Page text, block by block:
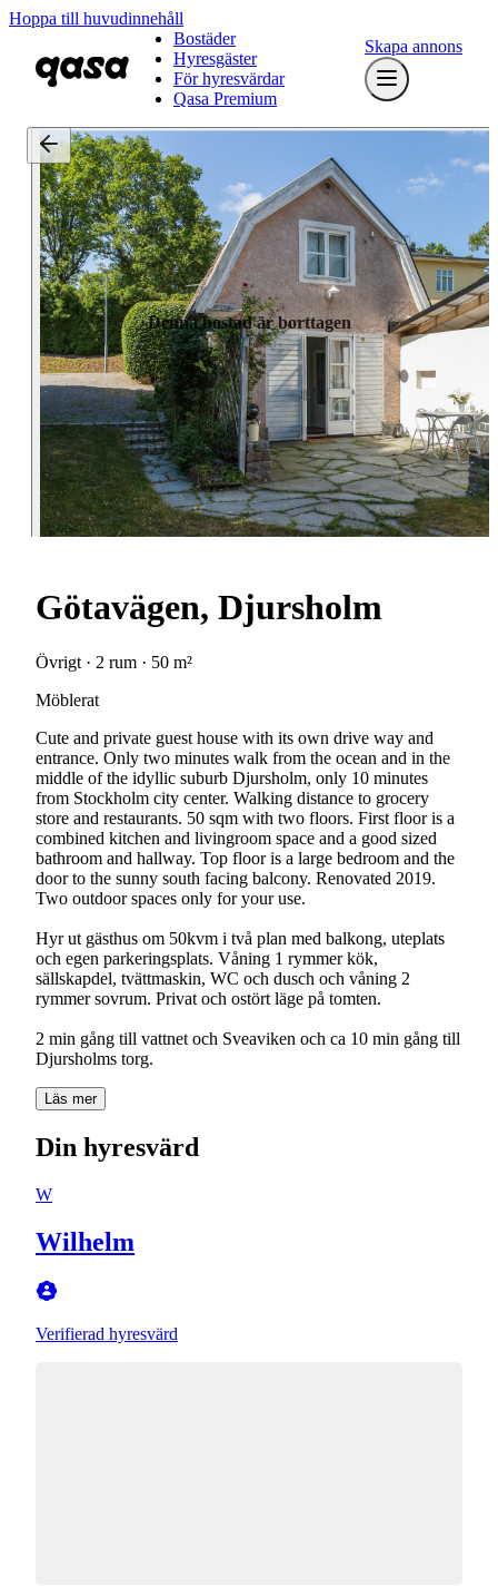
Hoppa till huvudinnehåll
Bostäder
Hyresgäster
För hyresvärdar
Qasa Premium
Skapa annons
Denna bostad är borttagen
Götavägen, Djursholm
Övrigt · 2 rum · 50 m²
Möblerat
Cute and private guest house with its own drive way and
entrance. Only two minutes walk from the ocean and in the
middle of the idyllic suburb Djursholm, only 10 minutes
from Stockholm city center. Walking distance to grocery
store and restaurants. 50 sqm with two floors. First floor is a
combined kitchen and livingroom space and a good sized
bathroom and hallway. Top floor is a large bedroom and the
door to the sunny south facing balcony. Renovated 2019.
Two outdoor spaces only for your use.
Hyr ut gästhus om 50kvm i två plan med balkong, uteplats
och egen parkeringsplats. Våning 1 rymmer kök,
sällskapdel, tvättmaskin, WC och dusch och våning 2
rymmer sovrum. Privat och ostört läge på tomten.
2 min gång till vattnet och Sveaviken och ca 10 min gång till
Djursholms torg.
Läs mer
Din hyresvärd
W
Wilhelm
Verifierad hyresvärd